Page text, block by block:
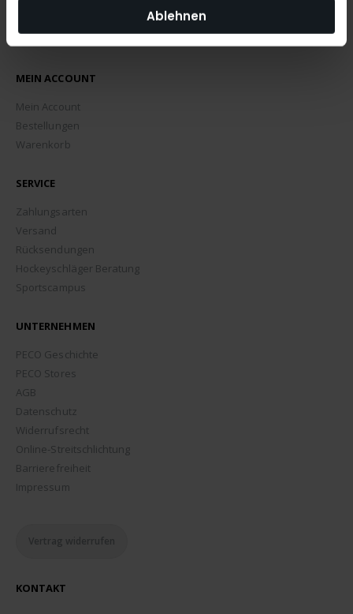
Ablehnen
MEIN ACCOUNT
Mein Account
Bestellungen
Warenkorb
SERVICE
Zahlungsarten
Versand
Rücksendungen
Hockeyschläger Beratung
Sportscampus
UNTERNEHMEN
PECO Geschichte
PECO Stores
AGB
Datenschutz
Widerrufsrecht
Online-Streitschlichtung
Barrierefreiheit
Impressum
Vertrag widerrufen
KONTAKT